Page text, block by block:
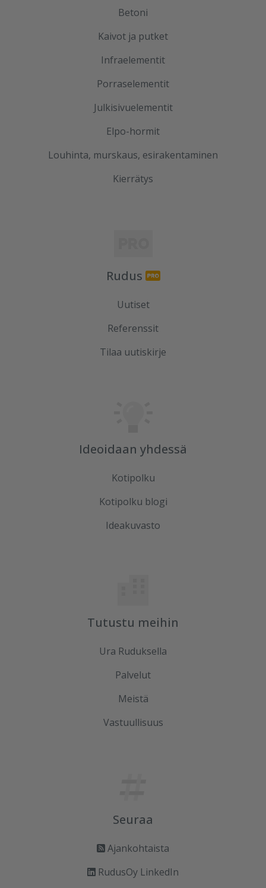
Betoni
Kaivot ja putket
Infraelementit
Porraselementit
Julkisivuelementit
Elpo-hormit
Louhinta, murskaus, esirakentaminen
Kierrätys
Rudus
Uutiset
Referenssit
Tilaa uutiskirje
Ideoidaan yhdessä
Kotipolku
Kotipolku blogi
Ideakuvasto
Tutustu meihin
Ura Ruduksella
Palvelut
Meistä
Vastuullisuus
Seuraa
Ajankohtaista
RudusOy LinkedIn